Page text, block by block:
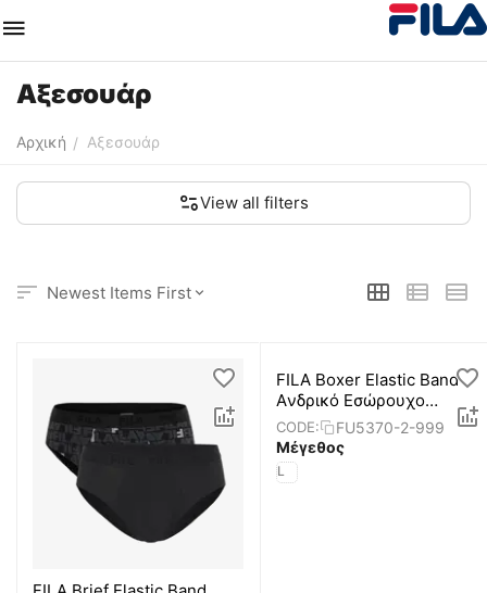
Αξεσουάρ
Αρχική / Αξεσουάρ
View all filters
Newest Items First
FILA Boxer Elastic Band
Aνδρικό Εσώρουχο
Μπόξερ
CODE:
FU5370-2-999
Μέγεθος
L